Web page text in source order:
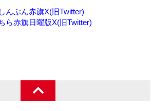
んぶん赤旗X(旧Twitter)
ら赤旗日曜版X(旧Twitter)